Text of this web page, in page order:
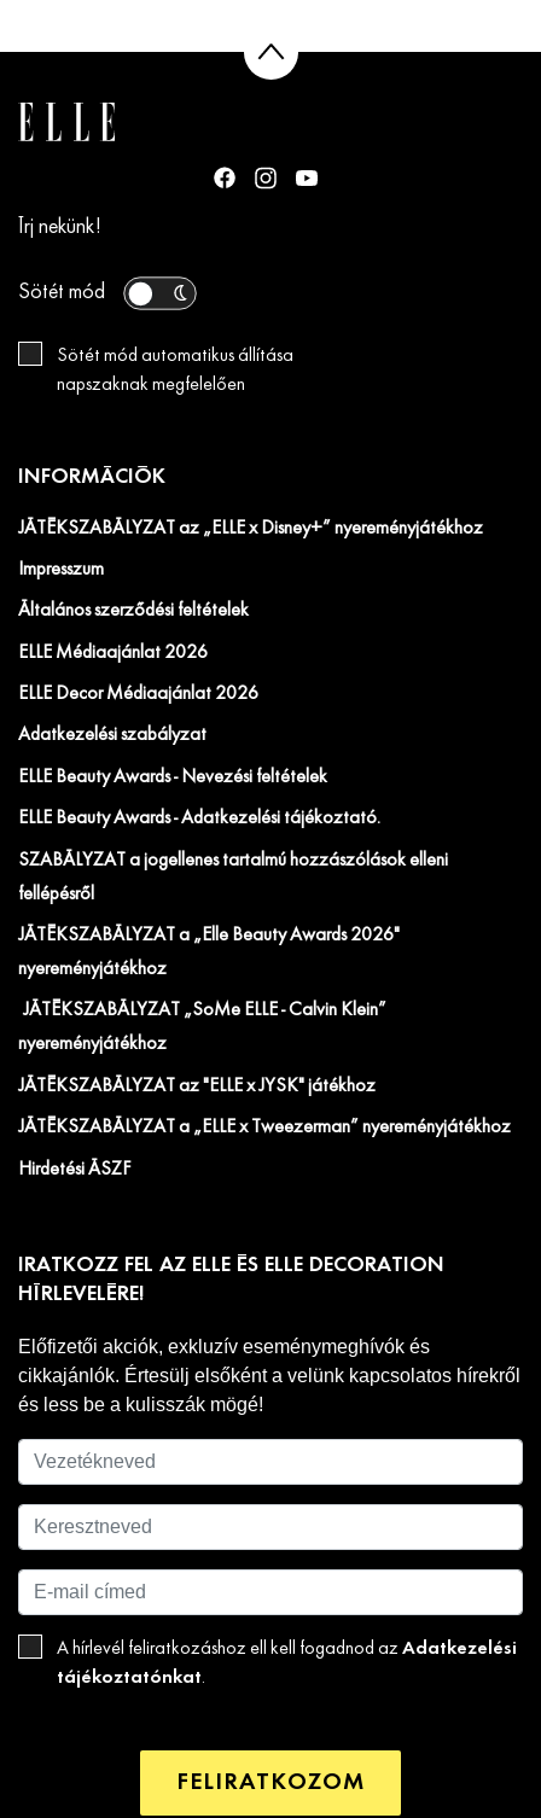
Írj nekünk!
Sötét mód
Sötét mód automatikus állítása
napszaknak megfelelően
INFORMÁCIÓK
JÁTÉKSZABÁLYZAT az „ELLE x Disney+” nyereményjátékhoz
Impresszum
Általános szerződési feltételek
ELLE Médiaajánlat 2026
ELLE Decor Médiaajánlat 2026
Adatkezelési szabályzat
ELLE Beauty Awards - Nevezési feltételek
ELLE Beauty Awards - Adatkezelési tájékoztató.
SZABÁLYZAT a jogellenes tartalmú hozzászólások elleni
fellépésről
JÁTÉKSZABÁLYZAT a „Elle Beauty Awards 2026"
nyereményjátékhoz
JÁTÉKSZABÁLYZAT „SoMe ELLE - Calvin Klein”
nyereményjátékhoz
JÁTÉKSZABÁLYZAT az "ELLE x JYSK" játékhoz
JÁTÉKSZABÁLYZAT a „ELLE x Tweezerman” nyereményjátékhoz
Hirdetési ÁSZF
IRATKOZZ FEL AZ ELLE ÉS ELLE DECORATION
HÍRLEVELÉRE!
Előfizetői akciók, exkluzív eseménymeghívók és
cikkajánlók. Értesülj elsőként a velünk kapcsolatos hírekről
és less be a kulisszák mögé!
A hírlevél feliratkozáshoz ell kell fogadnod az Adatkezelési
tájékoztatónkat.
FELIRATKOZOM